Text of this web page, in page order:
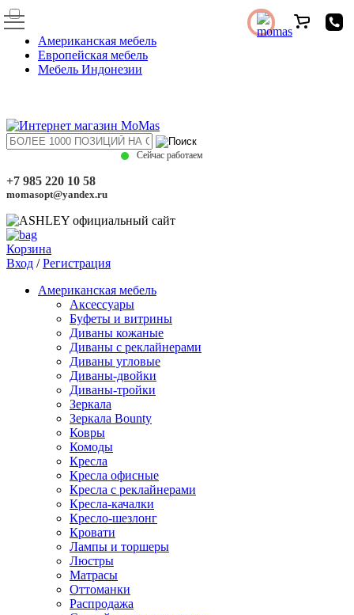
Американская мебель
Европейская мебель
Мебель Индонезии
Сейчас работаем
+7 985 220 10 58
momasopt@yandex.ru
Корзина
Вход /Регистрация
Американская мебель
Аксессуары
Буфеты и витрины
Диваны кожаные
Диваны с реклайнерами
Диваны угловые
Диваны-двойки
Диваны-тройки
Зеркала
Зеркала Bounty
Ковры
Комоды
Кресла
Кресла офисные
Кресла с реклайнерами
Кресла-качалки
Кресло-шезлонг
Кровати
Лампы и торшеры
Люстры
Матрасы
Оттоманки
Распродажа